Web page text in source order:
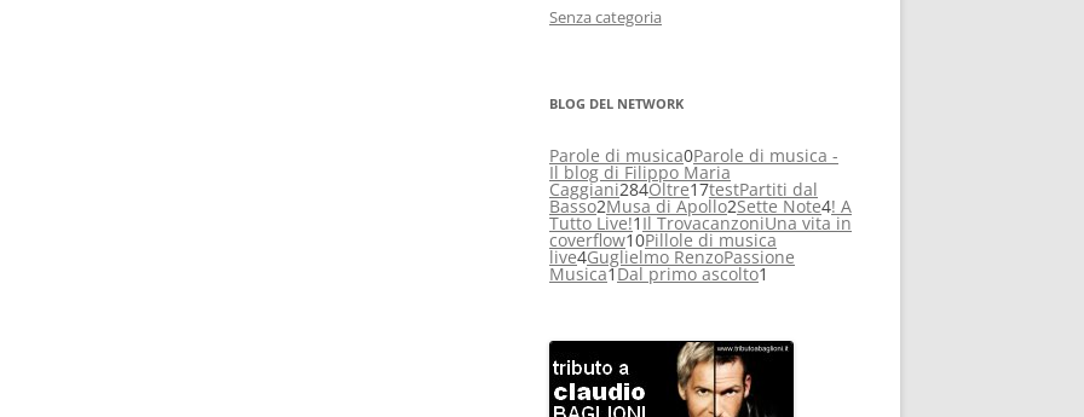
Senza categoria
BLOG DEL NETWORK
Parole di musica0Parole di musica -
Il blog di Filippo Maria
Caggiani284Oltre17testPartiti dal
Basso2Musa di Apollo2Sette Note4! A
Tutto Live!1Il TrovacanzoniUna vita in
coverflow10Pillole di musica
live4Guglielmo RenzoPassione
Musica1Dal primo ascolto1